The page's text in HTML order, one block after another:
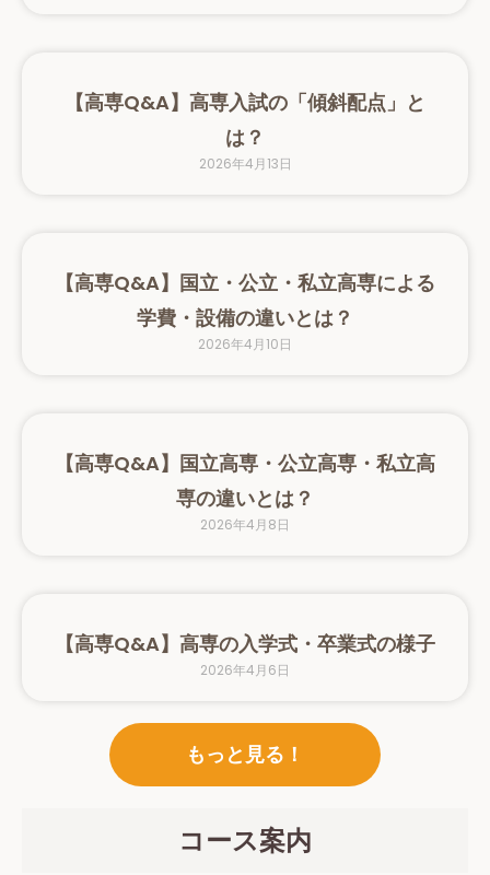
【高専Q&A】高専入試の「傾斜配点」と
は？
2026年4月13日
【高専Q&A】国立・公立・私立高専による
学費・設備の違いとは？
2026年4月10日
【高専Q&A】国立高専・公立高専・私立高
専の違いとは？
2026年4月8日
【高専Q&A】高専の入学式・卒業式の様子
2026年4月6日
もっと見る！
コース案内